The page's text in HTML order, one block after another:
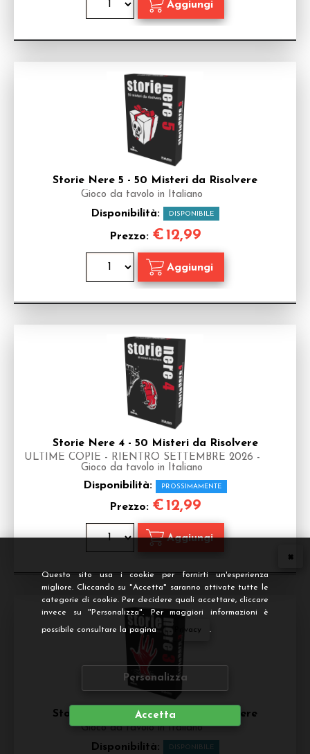
Questo sito usa i cookie per fornirti un'esperienza
migliore. Cliccando su "Accetta" saranno attivate tutte le
categorie di cookie. Per decidere quali accettare, cliccare
invece su "Personalizza". Per maggiori informazioni è
possibile consultare la pagina Privacy .
Personalizza
Accetta
Storie Nere 5 - 50 Misteri da Risolvere
Gioco da tavolo in Italiano
Disponibilità: DISPONIBILE
Prezzo: €12,99
Storie Nere 4 - 50 Misteri da Risolvere
ULTIME COPIE - RIENTRO SETTEMBRE 2026 -
Gioco da tavolo in Italiano
Disponibilità: PROSSIMAMENTE
Prezzo: €12,99
Storie Nere 3 - 50 Misteri da Risolvere
Gioco da tavolo in Italiano
Disponibilità: DISPONIBILE